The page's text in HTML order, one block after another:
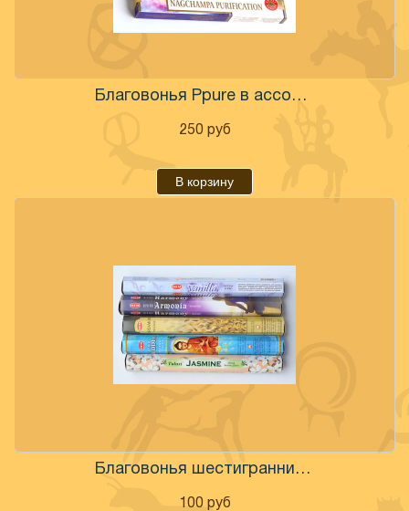
Благовонья Ppure в ассортименте
250 руб
В корзину
Благовонья шестигранники НЕМ в ассортименте
100 руб